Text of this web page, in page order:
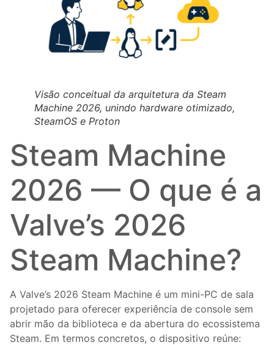
Visão conceitual da arquitetura da Steam
Machine 2026, unindo hardware otimizado,
SteamOS e Proton
Steam Machine
2026 — O que é a
Valve’s 2026
Steam Machine?
A Valve’s 2026 Steam Machine é um mini-PC de sala
projetado para oferecer experiência de console sem
abrir mão da biblioteca e da abertura do ecossistema
Steam. Em termos concretos, o dispositivo reúne: